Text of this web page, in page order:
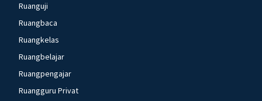
Ruanguji
Ruangbaca
Ruangkelas
Ruangbelajar
Ruangpengajar
Ruangguru Privat